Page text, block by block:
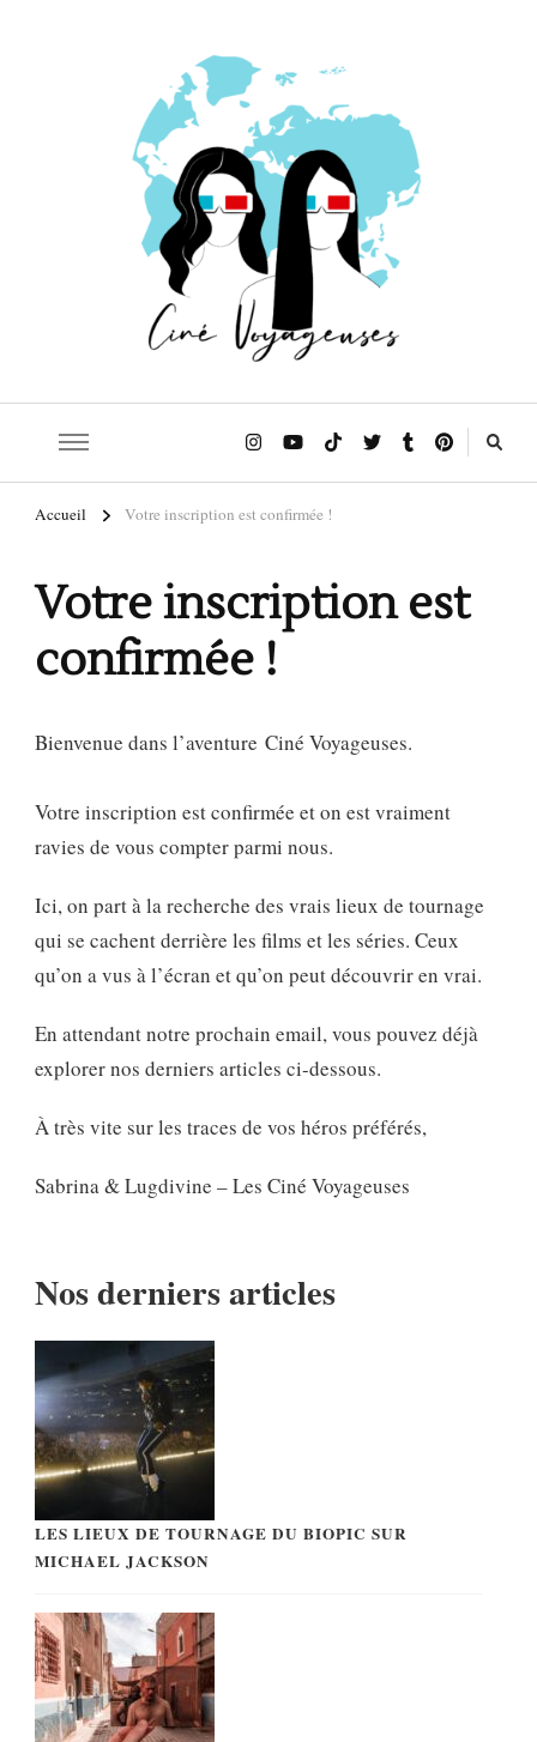
Accueil Votre inscription est confirmée !
Votre inscription est
confirmée !
Bienvenue dans l’aventure Ciné Voyageuses.
Votre inscription est confirmée et on est vraiment
ravies de vous compter parmi nous.
Ici, on part à la recherche des vrais lieux de tournage
qui se cachent derrière les films et les séries. Ceux
qu’on a vus à l’écran et qu’on peut découvrir en vrai.
En attendant notre prochain email, vous pouvez déjà
explorer nos derniers articles ci-dessous.
À très vite sur les traces de vos héros préférés,
Sabrina & Lugdivine – Les Ciné Voyageuses
Nos derniers articles
LES LIEUX DE TOURNAGE DU BIOPIC SUR
MICHAEL JACKSON